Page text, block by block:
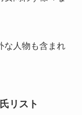
な人物も含まれ
リスト